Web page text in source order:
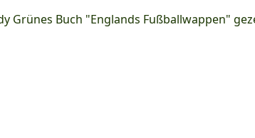
Grünes Buch "Englands Fußballwappen"